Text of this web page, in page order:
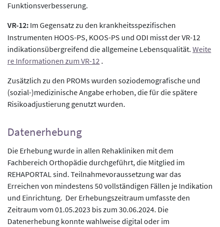
Funktionsverbesserung.
VR-12: Im Gegensatz zu den krankheitsspezifischen
Instrumenten HOOS-PS, KOOS-PS und ODI misst der VR-12
indikationsübergreifend die allgemeine Lebensqualität. Weite
re Informationen zum VR-12 .
Zusätzlich zu den PROMs wurden soziodemografische und
(sozial-)medizinische Angabe erhoben, die für die spätere
Risikoadjustierung genutzt wurden.
Datenerhebung
Die Erhebung wurde in allen Rehakliniken mit dem
Fachbereich Orthopädie durchgeführt, die Mitglied im
REHAPORTAL sind. Teilnahmevoraussetzung war das
Erreichen von mindestens 50 vollständigen Fällen je Indikation
und Einrichtung. Der Erhebungszeitraum umfasste den
Zeitraum vom 01.05.2023 bis zum 30.06.2024. Die
Datenerhebung konnte wahlweise digital oder im